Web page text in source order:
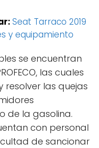
Seat Tarraco 2019
y equipamiento
se encuentran
las cuales
las quejas
de la gasolina.
con personal
de sancionar